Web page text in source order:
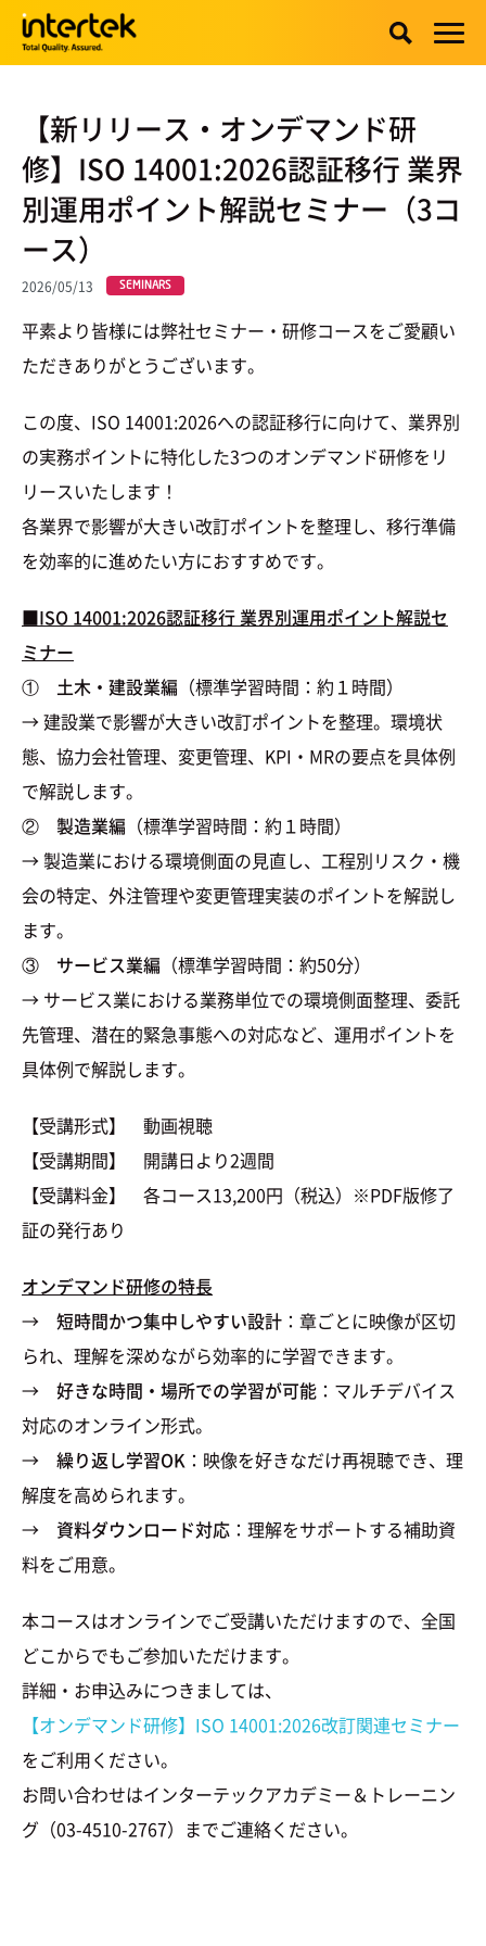
【新リリース・オンデマンド研
修】ISO 14001:2026認証移行 業界
別運用ポイント解説セミナー（3コ
ース）
2026/05/13 SEMINARS
平素より皆様には弊社セミナー・研修コースをご愛顧い
ただきありがとうございます。
この度、ISO 14001:2026への認証移行に向けて、業界別
の実務ポイントに特化した3つのオンデマンド研修をリ
リースいたします！
各業界で影響が大きい改訂ポイントを整理し、移行準備
を効率的に進めたい方におすすめです。
■ISO 14001:2026認証移行 業界別運用ポイント解説セ
ミナー
① 土木・建設業編 （標準学習時間：約１時間）
→ 建設業で影響が大きい改訂ポイントを整理。環境状
態、協力会社管理、変更管理、KPI・MRの要点を具体例
で解説します。
② 製造業編 （標準学習時間：約１時間）
→ 製造業における環境側面の見直し、工程別リスク・機
会の特定、外注管理や変更管理実装のポイントを解説し
ます。
③ サービス業編 （標準学習時間：約50分）
→ サービス業における業務単位での環境側面整理、委託
先管理、潜在的緊急事態への対応など、運用ポイントを
具体例で解説します。
【受講形式】 動画視聴
【受講期間】 開講日より2週間
【受講料金】 各コース13,200円（税込）※PDF版修了
証の発行あり
オンデマンド研修の特長
→ 短時間かつ集中しやすい設計 ：章ごとに映像が区切
られ、理解を深めながら効率的に学習できます。
→ 好きな時間・場所での学習が可能 ：マルチデバイス
対応のオンライン形式。
→ 繰り返し学習OK ：映像を好きなだけ再視聴でき、理
解度を高められます。
→ 資料ダウンロード対応 ：理解をサポートする補助資
料をご用意。
本コースはオンラインでご受講いただけますので、全国
どこからでもご参加いただけます。
詳細・お申込みにつきましては、
【オンデマンド研修】ISO 14001:2026改訂関連セミナー
をご利用ください。
お問い合わせはインターテックアカデミー＆トレーニン
グ（03-4510-2767）までご連絡ください。